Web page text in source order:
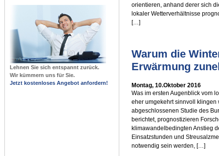
Lehnen Sie sich entspannt zurück.
Wir kümmern uns für Sie.
Jetzt kostenloses Angebot anfordern!
orientieren, anhand derer sich
lokaler Wetterverhältnisse
[…]
Warum die
Erwärmung
Montag, 10.Oktober 2016
Was im ersten Augenblick vom
eher umgekehrt sinnvoll klingen
abgeschlossenen Studie des
berichtet, prognostizieren
klimawandelbedingten Anstieg
Einsatzstunden und
notwendig sein werden, […]